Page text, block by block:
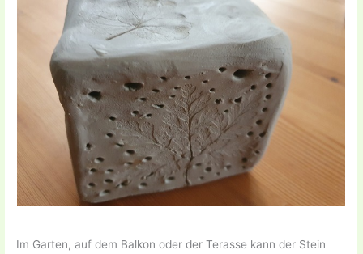
Im Garten, auf dem Balkon oder der Terasse kann der Stein